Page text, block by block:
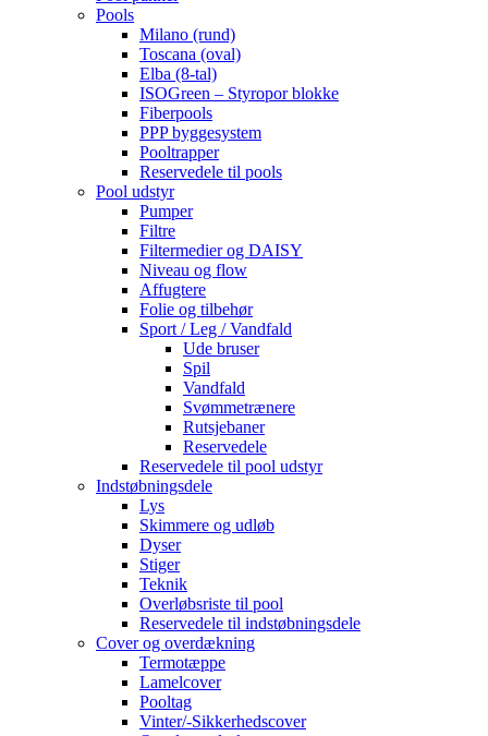
Pools
Milano (rund)
Toscana (oval)
Elba (8-tal)
ISOGreen – Styropor blokke
Fiberpools
PPP byggesystem
Pooltrapper
Reservedele til pools
Pool udstyr
Pumper
Filtre
Filtermedier og DAISY
Niveau og flow
Affugtere
Folie og tilbehør
Sport / Leg / Vandfald
Ude bruser
Spil
Vandfald
Svømmetrænere
Rutsjebaner
Reservedele
Reservedele til pool udstyr
Indstøbningsdele
Lys
Skimmere og udløb
Dyser
Stiger
Teknik
Overløbsriste til pool
Reservedele til indstøbningsdele
Cover og overdækning
Termotæppe
Lamelcover
Pooltag
Vinter/-Sikkerhedscover